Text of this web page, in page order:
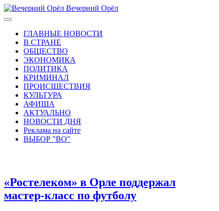
Вечерний Орёл
ГЛАВНЫЕ НОВОСТИ
В СТРАНЕ
ОБЩЕСТВО
ЭКОНОМИКА
ПОЛИТИКА
КРИМИНАЛ
ПРОИСШЕСТВИЯ
КУЛЬТУРА
АФИША
АКТУАЛЬНО
НОВОСТИ ДНЯ
Реклама на сайте
ВЫБОР "ВО"
«Ростелеком» в Орле поддержал
мастер-класс по футболу